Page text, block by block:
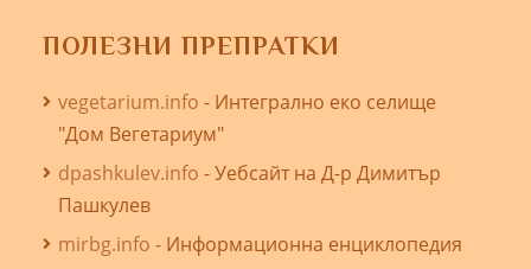
ПОЛЕЗНИ ПРЕПРАТКИ
vegetarium.info - Интегрално еко селище
"Дом Вегетариум"
dpashkulev.info - Уебсайт на Д-р Димитър
Пашкулев
mirbg.info - Информационна енциклопедия